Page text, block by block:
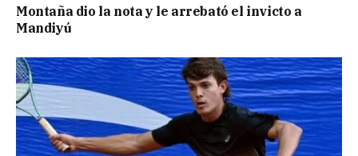
Montaña dio la nota y le arrebató el invicto a
Mandiyú